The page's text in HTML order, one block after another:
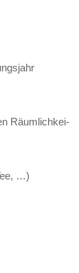
Räum­lich­kei­
…)